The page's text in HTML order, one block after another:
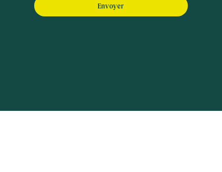
Envoyer